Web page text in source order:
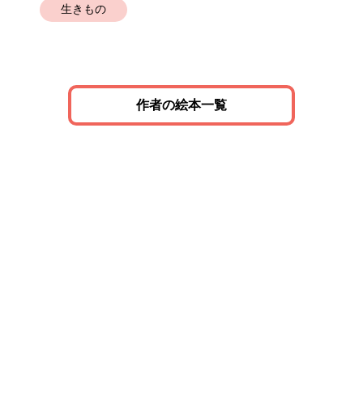
生きもの
作者の絵本一覧